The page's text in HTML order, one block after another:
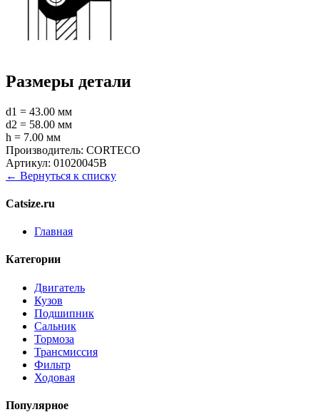
Размеры детали
d1 = 43.00 мм
d2 = 58.00 мм
h = 7.00 мм
Производитель: CORTECO
Артикул: 01020045B
← Вернуться к списку
Catsize.ru
Главная
Категории
Двигатель
Кузов
Подшипник
Сальник
Тормоза
Трансмиссия
Фильтр
Ходовая
Популярное